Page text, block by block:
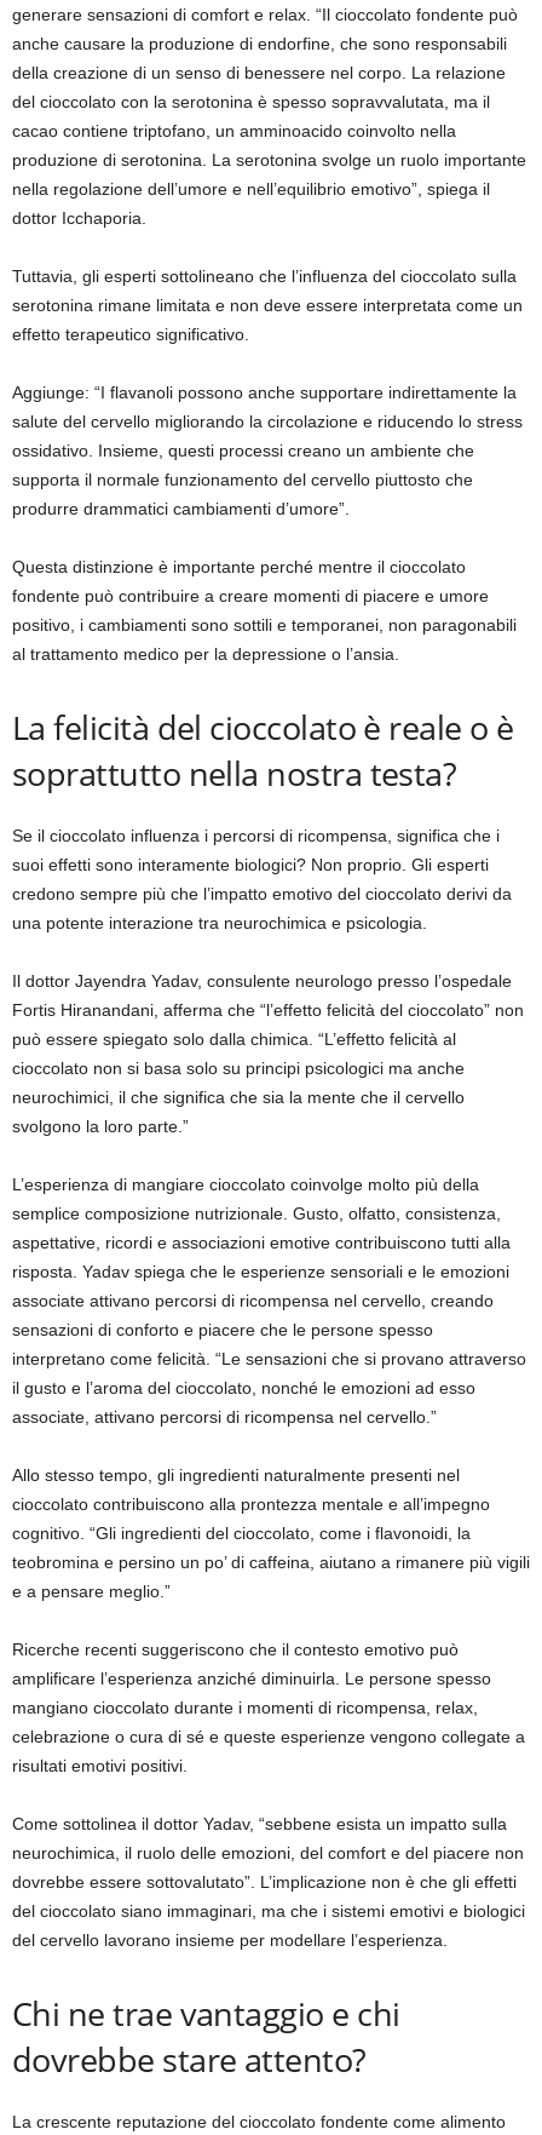
generare sensazioni di comfort e relax. “Il cioccolato fondente può
anche causare la produzione di endorfine, che sono responsabili
della creazione di un senso di benessere nel corpo. La relazione
del cioccolato con la serotonina è spesso sopravvalutata, ma il
cacao contiene triptofano, un amminoacido coinvolto nella
produzione di serotonina. La serotonina svolge un ruolo importante
nella regolazione dell’umore e nell’equilibrio emotivo”, spiega il
dottor Icchaporia.
Tuttavia, gli esperti sottolineano che l’influenza del cioccolato sulla
serotonina rimane limitata e non deve essere interpretata come un
effetto terapeutico significativo.
Aggiunge: “I flavanoli possono anche supportare indirettamente la
salute del cervello migliorando la circolazione e riducendo lo stress
ossidativo. Insieme, questi processi creano un ambiente che
supporta il normale funzionamento del cervello piuttosto che
produrre drammatici cambiamenti d’umore”.
Questa distinzione è importante perché mentre il cioccolato
fondente può contribuire a creare momenti di piacere e umore
positivo, i cambiamenti sono sottili e temporanei, non paragonabili
al trattamento medico per la depressione o l’ansia.
La felicità del cioccolato è reale o è
soprattutto nella nostra testa?
Se il cioccolato influenza i percorsi di ricompensa, significa che i
suoi effetti sono interamente biologici? Non proprio. Gli esperti
credono sempre più che l’impatto emotivo del cioccolato derivi da
una potente interazione tra neurochimica e psicologia.
Il dottor Jayendra Yadav, consulente neurologo presso l’ospedale
Fortis Hiranandani, afferma che “l’effetto felicità del cioccolato” non
può essere spiegato solo dalla chimica. “L’effetto felicità al
cioccolato non si basa solo su principi psicologici ma anche
neurochimici, il che significa che sia la mente che il cervello
svolgono la loro parte.”
L’esperienza di mangiare cioccolato coinvolge molto più della
semplice composizione nutrizionale. Gusto, olfatto, consistenza,
aspettative, ricordi e associazioni emotive contribuiscono tutti alla
risposta. Yadav spiega che le esperienze sensoriali e le emozioni
associate attivano percorsi di ricompensa nel cervello, creando
sensazioni di conforto e piacere che le persone spesso
interpretano come felicità. “Le sensazioni che si provano attraverso
il gusto e l’aroma del cioccolato, nonché le emozioni ad esso
associate, attivano percorsi di ricompensa nel cervello.”
Allo stesso tempo, gli ingredienti naturalmente presenti nel
cioccolato contribuiscono alla prontezza mentale e all’impegno
cognitivo. “Gli ingredienti del cioccolato, come i flavonoidi, la
teobromina e persino un po’ di caffeina, aiutano a rimanere più vigili
e a pensare meglio.”
Ricerche recenti suggeriscono che il contesto emotivo può
amplificare l’esperienza anziché diminuirla. Le persone spesso
mangiano cioccolato durante i momenti di ricompensa, relax,
celebrazione o cura di sé e queste esperienze vengono collegate a
risultati emotivi positivi.
Come sottolinea il dottor Yadav, “sebbene esista un impatto sulla
neurochimica, il ruolo delle emozioni, del comfort e del piacere non
dovrebbe essere sottovalutato”. L’implicazione non è che gli effetti
del cioccolato siano immaginari, ma che i sistemi emotivi e biologici
del cervello lavorano insieme per modellare l’esperienza.
Chi ne trae vantaggio e chi
dovrebbe stare attento?
La crescente reputazione del cioccolato fondente come alimento